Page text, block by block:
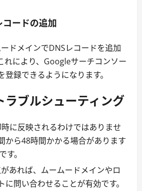
コードの追加
ドメインでDNSレコードを追加
れにより、Googleサーチコンソー
録できるようになります。
ラブルシューティング
に反映されるわけではありませ
から48時間かかる場合があります
す。
あれば、ムームードメインやロ
に問い合わせることが有効です。